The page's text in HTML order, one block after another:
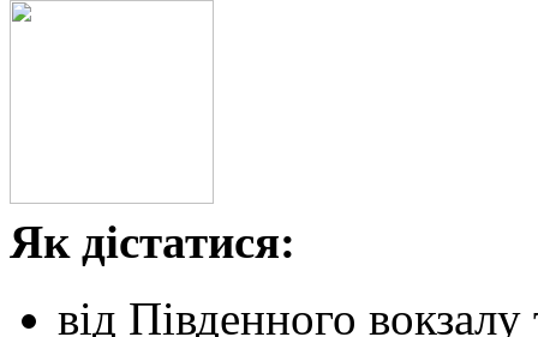
Як дістатися:
від Південного вокзалу